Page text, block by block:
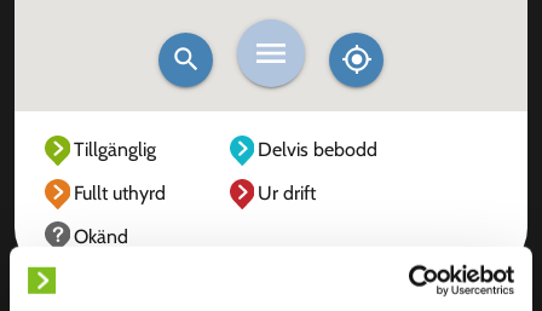
Tillgänglig
Delvis bebodd
Fullt uthyrd
Ur drift
Okänd